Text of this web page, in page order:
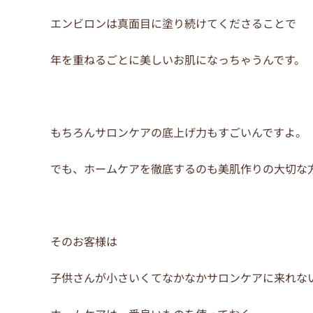
エンビロンは真面目に塗り続けてくださることで
年を重ねるごとに美しいお肌になっちゃうんです。
もちろんサロンケアの底上げ力もすごいんですよ。
でも、ホームケアを徹底するのも美肌作りの大切な
そのお客様は
子供さんが小さいくてなかなかサロンケアに来れな